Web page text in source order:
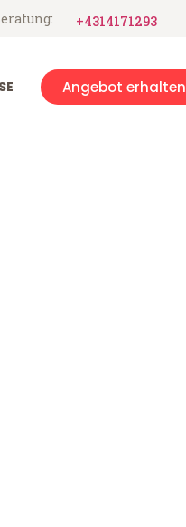
+4314171293
Angebot erhalten